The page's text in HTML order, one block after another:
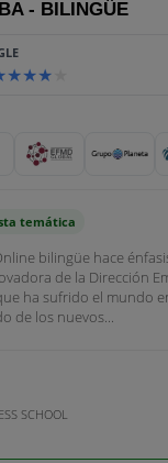
- BILINGÜE
temática
bilingüe hace
de la Dirección
ha sufrido el mundo
de los nuevos...
SCHOOL